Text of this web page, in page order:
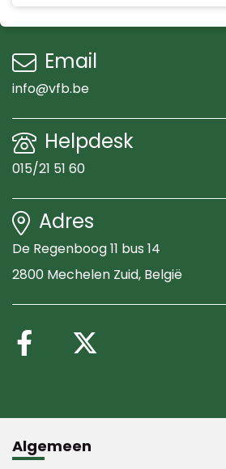
Email
info@vfb.be
Helpdesk
015/21 51 60
Adres
De Regenboog 11 bus 14
2800 Mechelen Zuid, België
Volg ons op
Algemeen